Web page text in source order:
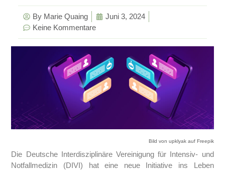
By Marie Quaing
Juni 3, 2024
Keine Kommentare
Bild von upklyak auf Freepik
Die Deutsche Interdisziplinäre Vereinigung für Intensiv- und
Notfallmedizin (DIVI) hat eine neue Initiative ins Leben